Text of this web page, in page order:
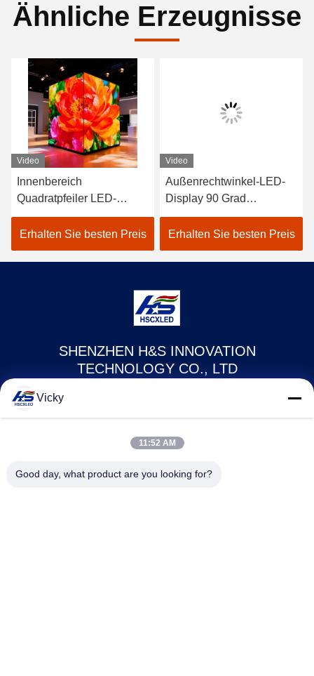
Ähnliche Erzeugnisse
Video
Innenbereich
Quadratpfeiler LED-
Bildschirm 90-Grad-Säule
Körperform Led-Display
Aufrechte Stücke LED-
Display-Bildschirm
Erhalten Sie besten Preis
Video
Außenrechtwinkel-LED-
Display 90 Grad
rechtwinkel-LED-Display-
Bildschirm
Erhalten Sie besten Preis
SHENZHEN H&S INNOVATION
TECHNOLOGY CO., LTD
86-134-2892-1577
Gemeinde, Fuhai Straße, Bao'an Bezirk, Shenzhen Stadt, Provinz
Vicky
11:52 AM
Good day, what product are you looking for?